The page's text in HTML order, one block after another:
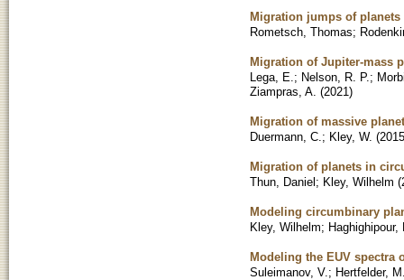
Migration jumps of
Rometsch, Thomas;
Migration of Jupiter-mass
Lega, E. ; Nelson, R. P. ;
Ziampras, A. (2021)
Migration of massive
Duermann, C. ; Kley, W. (2015
Migration of planets in
Thun, Daniel; Kley, Wilhelm (
Modeling circumbinary
Kley, Wilhelm; Haghighipour,
Modeling the EUV spectra
Suleimanov, V. ; Hertfelder,